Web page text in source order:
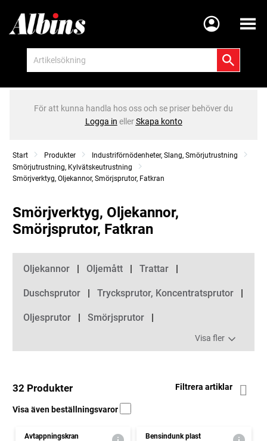
Meny
För att kunna handla hos oss och se priser behöver du
Logga in ellerSkapa konto
Start Produkter
Industriförnödenheter, Slang, Smörjutrustning
Smörjutrustning, Kylvätskeutrustning
Smörjverktyg, Oljekannor, Smörjsprutor, Fatkran
Smörjverktyg, Oljekannor,
Smörjsprutor, Fatkran
Kategorier
Oljekannor Oljemått Trattar
Duschsprutor Trycksprutor, Koncentratsprutor
Oljesprutor Smörjsprutor
Visa fler
32 Produkter Filtrera artiklar
Visa även beställningsvaror
Avtappningskran Bensindunk plast